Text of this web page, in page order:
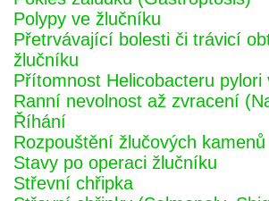
Polypy ve žlučníku
Přetrvávající bolesti či trávicí
žlučníku
Přítomnost Helicobacteru pylori
Ranní nevolnost až zvracení
Říhání
Rozpouštění žlučových kamenů
Stavy po operaci žlučníku
Střevní chřipka